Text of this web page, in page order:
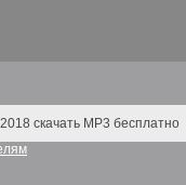
скачать MP3 бесплатно